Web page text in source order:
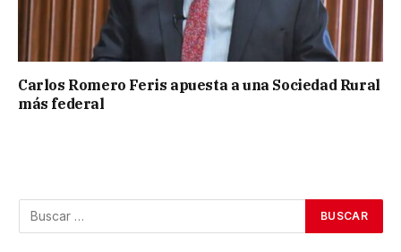
Carlos Romero Feris apuesta a una Sociedad Rural
más federal